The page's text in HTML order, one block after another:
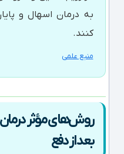
به درمان اسهال و
کنند.
منبع علمی
روش‌های مؤثر
بعد از دفع